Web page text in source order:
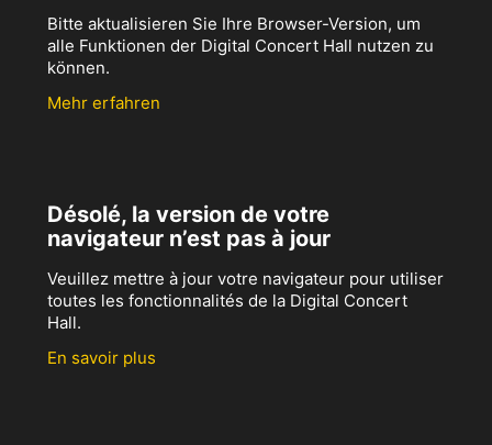
Bitte aktualisieren Sie Ihre Browser-Version, um
alle Funktionen der Digital Concert Hall nutzen zu
können.
Mehr erfahren
Désolé, la version de votre
navigateur n’est pas à jour
Veuillez mettre à jour votre navigateur pour utiliser
toutes les fonctionnalités de la Digital Concert
Hall.
En savoir plus